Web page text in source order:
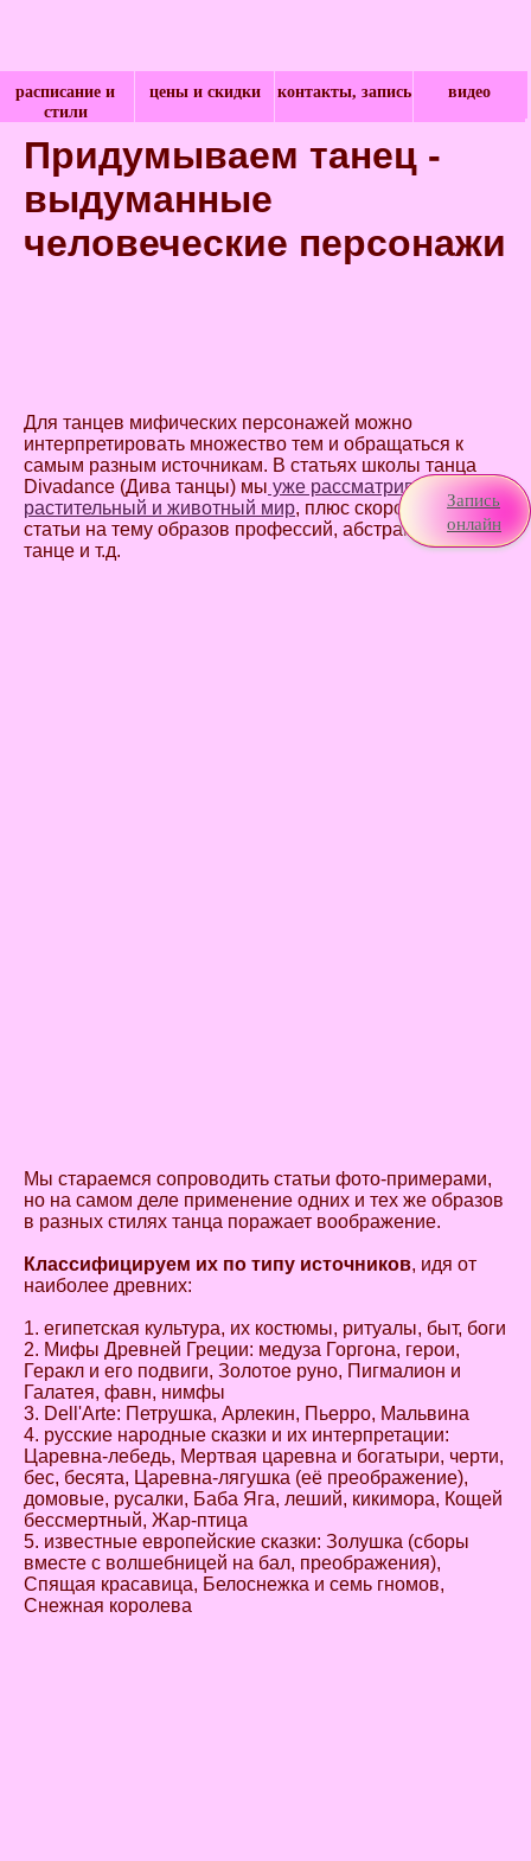
расписание и
стили
цены и скидки контакты, запись видео
Запись
онлайн
Придумываем танец -
выдуманные
человеческие персонажи
Для танцев мифических персонажей можно
интерпретировать множество тем и обращаться к
самым разным источникам. В статьях школы танца
Divadance (Дива танцы) мы уже рассматривали
растительный и животный мир, плюс скоро выйдут
статьи на тему образов профессий, абстракции в
танце и т.д.
Мы стараемся сопроводить статьи фото-примерами,
но на самом деле применение одних и тех же образов
в разных стилях танца поражает воображение.
Классифицируем их по типу источников, идя от
наиболее древних:
1. египетская культура, их костюмы, ритуалы, быт, боги
2. Мифы Древней Греции: медуза Горгона, герои,
Геракл и его подвиги, Золотое руно, Пигмалион и
Галатея, фавн, нимфы
3. Dell'Arte: Петрушка, Арлекин, Пьерро, Мальвина
4. русские народные сказки и их интерпретации:
Царевна-лебедь, Мертвая царевна и богатыри, черти,
бес, бесята, Царевна-лягушка (её преображение),
домовые, русалки, Баба Яга, леший, кикимора, Кощей
бессмертный, Жар-птица
5. известные европейские сказки: Золушка (сборы
вместе с волшебницей на бал, преображения),
Спящая красавица, Белоснежка и семь гномов,
Снежная королева